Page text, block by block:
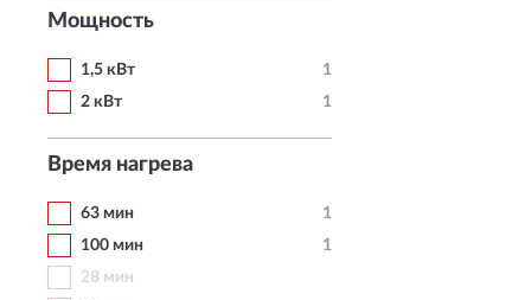
Мощность
1,5 кВт
1
2 кВт
1
Время нагрева
63 мин
1
100 мин
1
28 мин